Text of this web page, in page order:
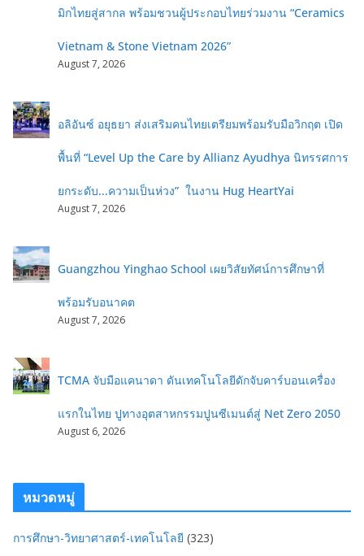
มิกไทยสู่สากล พร้อมชวนผู้ประกอบไทยร่วมงาน “Ceramics
Vietnam & Stone Vietnam 2026”
August 7, 2026
อลิอันซ์ อยุธยา ส่งเสริมคนไทยเตรียมพร้อมรับมือวิกฤต เปิด
พื้นที่ “Level Up the Care by Allianz Ayudhya นิทรรศการ
ยกระดับ...ความเป็นห่วง” ในงาน Hug HeartYai
August 7, 2026
Guangzhou Yinghao School เผยวิสัยทัศน์การศึกษาที่
พร้อมรับอนาคต
August 7, 2026
TCMA จับมือแคนาดา ดันเทคโนโลยีดักจับคาร์บอนเครื่อง
แรกในไทย ปูทางอุตสาหกรรมปูนซีเมนต์สู่ Net Zero 2050
August 6, 2026
หมวดหมู่
การศึกษา-วิทยาศาสตร์-เทคโนโลยี (323)